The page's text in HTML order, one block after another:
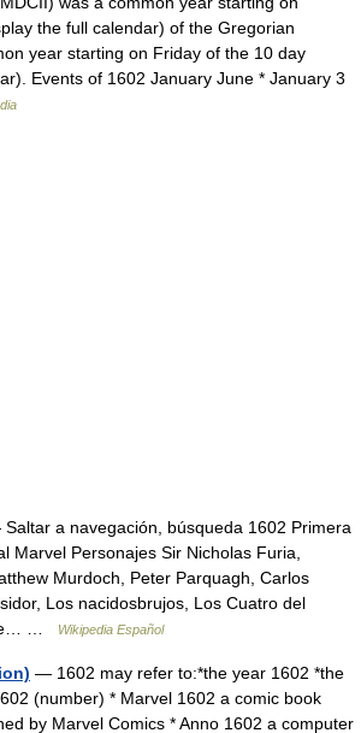
the full calendar) of the Gregorian
year starting on Friday of the 10 day
Events of 1602 January June * January 3
a navegación, búsqueda 1602 Primera
Marvel Personajes Sir Nicholas Furia,
Murdoch, Peter Parquagh, Carlos
Los nacidosbrujos, Los Cuatro del
…
Wikipedia Español
— 1602 may refer to:*the year 1602 *the
(number) * Marvel 1602 a comic book
by Marvel Comics * Anno 1602 a computer